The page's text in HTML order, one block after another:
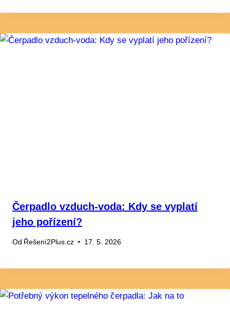
Čerpadlo vzduch-voda: Kdy se vyplatí
jeho pořízení?
Od Řešení2Plus.cz 17. 5. 2026